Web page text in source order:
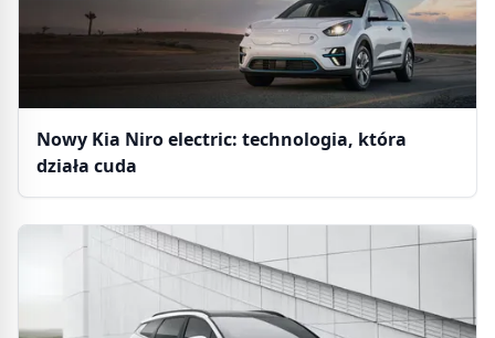
Nowy Kia Niro electric: technologia, która
działa cuda